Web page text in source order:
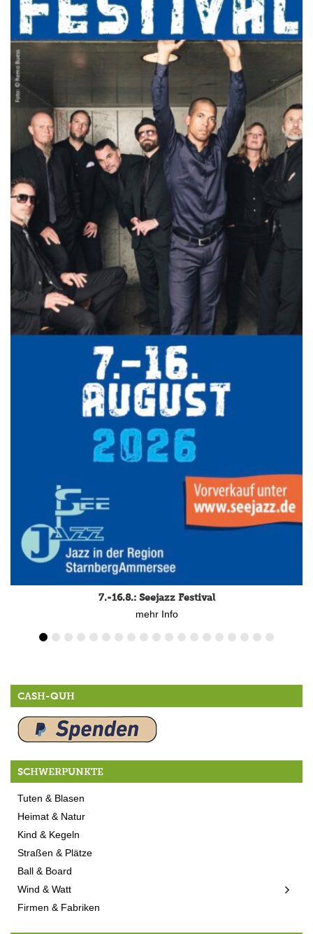
7.-16.8.: Seejazz Festival
mehr Info
CASH-QUH
SCHWERPUNKTE
Tuten & Blasen
Heimat & Natur
Kind & Kegeln
Straßen & Plätze
Ball & Board
Wind & Watt
Firmen & Fabriken